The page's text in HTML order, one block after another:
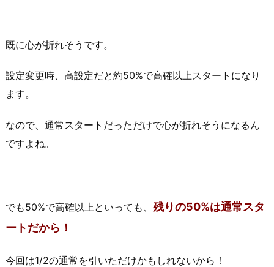
既に心が折れそうです。
設定変更時、高設定だと約50%で高確以上スタートになり
ます。
なので、通常スタートだっただけで心が折れそうになるん
ですよね。
でも50%で高確以上といっても、 残りの50%は通常スタ
ートだから！
今回は1/2の通常を引いただけかもしれないから！